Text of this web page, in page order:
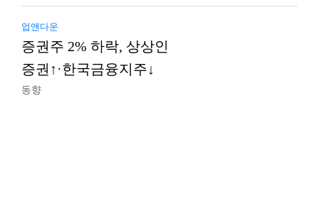
업앤다운
증권주 2% 하락, 상상인
증권↑·한국금융지주↓
동향